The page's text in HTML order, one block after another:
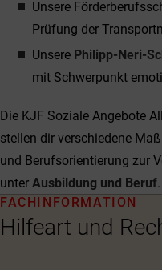
Unsere
Prüfung der
Unsere Philipp-Neri-
mit Schwerpunkt
Die KJF Soziale Angebote
stellen dir verschiedene
und Berufsorientierung zur
unter Ausbildung und Beruf.
Hilfeart und
FACHINFORMATION